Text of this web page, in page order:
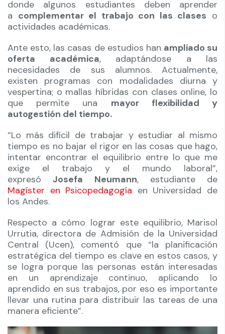
donde algunos estudiantes deben aprender
a complementar el trabajo con las clases o
actividades académicas.
Ante esto, las casas de estudios han ampliado su
oferta académica, adaptándose a las
necesidades de sus alumnos. Actualmente,
existen programas con modalidades diurna y
vespertina; o mallas híbridas con clases online, lo
que permite una mayor flexibilidad y
autogestión del tiempo.
“Lo más difícil de trabajar y estudiar al mismo
tiempo es no bajar el rigor en las cosas que hago,
intentar encontrar el equilibrio entre lo que me
exige el trabajo y el mundo laboral”,
expresóJosefa Neumann, estudiante de
Magíster en Psicopedagogía en Universidad de
los Andes.
Respecto a cómo lograr este equilibrio, Marisol
Urrutia, directora de Admisión de la Universidad
Central (Ucen), comentó que “la planificación
estratégica del tiempo es clave en estos casos, y
se logra porque las personas están interesadas
en un aprendizaje continuo, aplicando lo
aprendido en sus trabajos, por eso es importante
llevar una rutina para distribuir las tareas de una
manera eficiente”.